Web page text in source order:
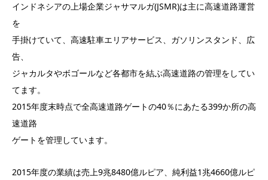
インドネシアの上場企業ジャサマルガ(JSMR)は主に高速道路運営
を
手掛けていて、高速駐車エリアサービス、ガソリンスタンド、広
告、
ジャカルタやボゴールなど各都市を結ぶ高速道路の管理をしてい
てます。
2015年度末時点で全高速道路ゲートの40％にあたる399か所の高
速道路
ゲートを管理しています。
2015年度の業績は売上9兆8480億ルピア、純利益1兆4660億ルピ